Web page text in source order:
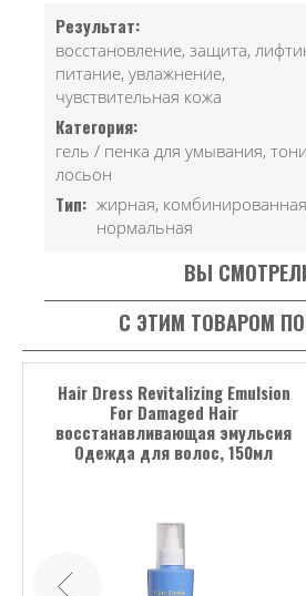
Результат:
восстановление, защита,
питание, увлажнение,
чувствительная кожа
Категория:
гель / пенка для умывания,
лосьон
Тип: жирная,
нормальная
ВЫ
С ЭТИМ ТОВАРОМ
Hair Dress Revitalizing Emulsion
For Damaged Hair
восстанавливающая эмульсия
Одежда для волос, 150мл